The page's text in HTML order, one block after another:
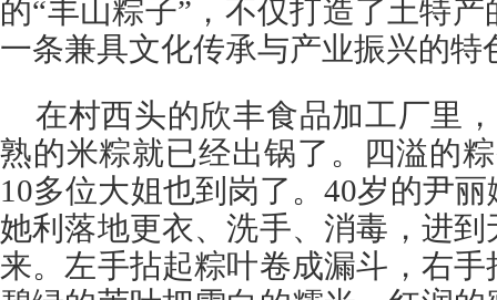
的“丰山粽子”，不仅打造了土特
一条兼具文化传承与产业振兴的特
在村西头的欣丰食品加工厂里
熟的米粽就已经出锅了。四溢的
10多位大姐也到岗了。40岁的尹
她利落地更衣、洗手、消毒，进
来。左手拈起粽叶卷成漏斗，右